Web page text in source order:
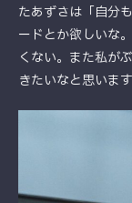
たあずさは「自分
ードとか欲しいな
くない。また私が
きたいなと思いま